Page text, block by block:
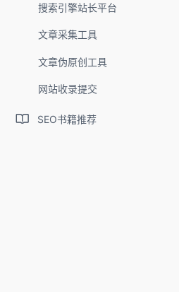
搜索引擎站长平台
文章采集工具
文章伪原创工具
网站收录提交
SEO书籍推荐